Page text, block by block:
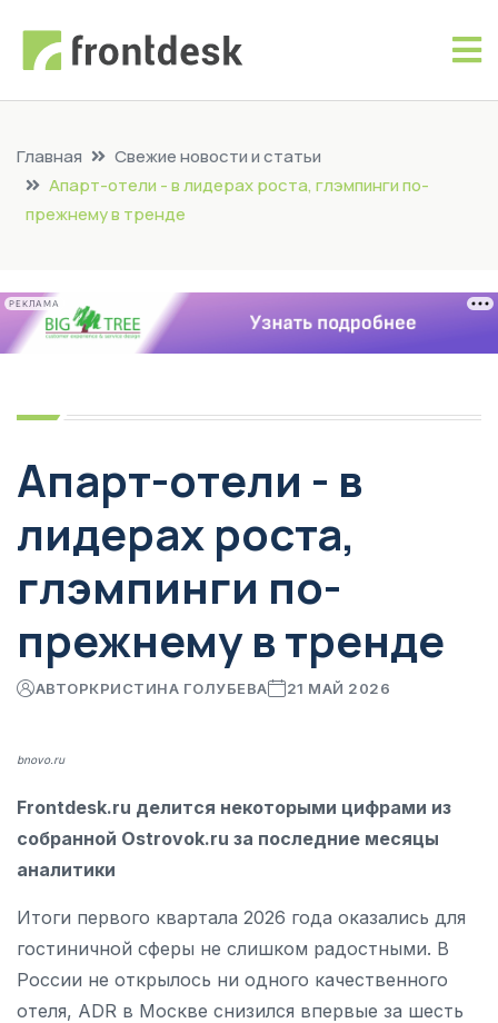
Главная
Свежие новости и статьи
Апарт-отели - в лидерах роста, глэмпинги по-
прежнему в тренде
РЕКЛАМА
Апарт-отели - в
лидерах роста,
глэмпинги по-
прежнему в тренде
АВТОРКРИСТИНА ГОЛУБЕВА 21 МАЙ 2026
bnovo.ru
Frontdesk.ru делится некоторыми цифрами из
собранной Ostrovok.ru за последние месяцы
аналитики
Итоги первого квартала 2026 года оказались для
гостиничной сферы не слишком радостными. В
России не открылось ни одного качественного
отеля, ADR в Москве снизился впервые за шесть